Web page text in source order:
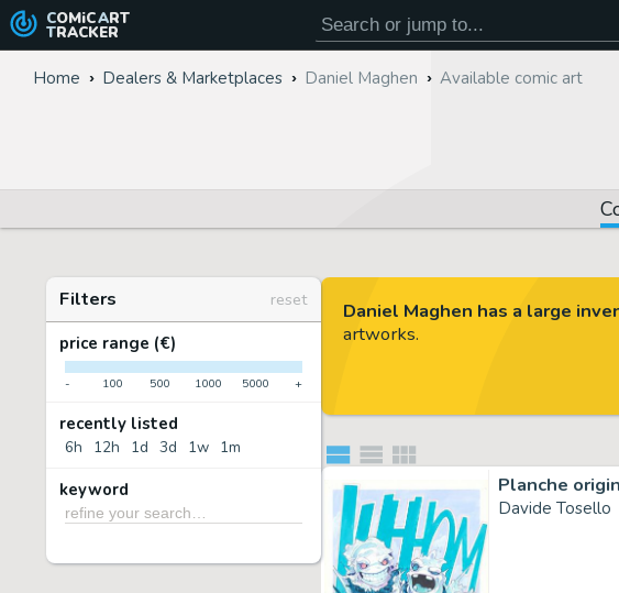
COMiC ART
TRACKER
Home Dealers & Marketplaces Daniel Maghen Available comic art
Filters
reset
price range (€)
- 100 500 1000 5000 +
recently listed
6h 12h 1d 3d 1w 1m
keyword
Daniel Maghen has a large
artworks.
Planche
Davide Tosello